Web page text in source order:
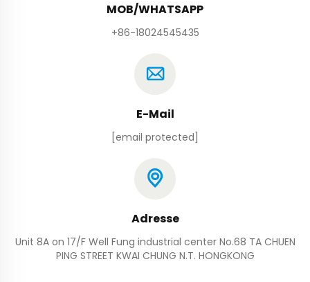
MOB/WHATSAPP
+86-18024545435
E-Mail
[email protected]
Adresse
Unit 8A on 17/F Well Fung industrial center No.68 TA CHUEN
PING STREET KWAI CHUNG N.T. HONGKONG